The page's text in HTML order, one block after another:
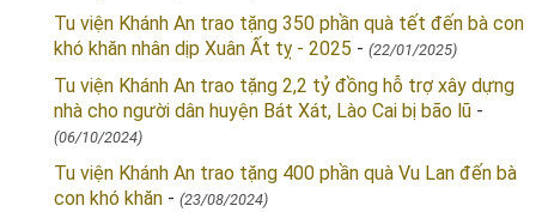
Tu viện Khánh An trao tặng 350 phần quà tết đến bà con
khó khăn nhân dịp Xuân Ất tỵ - 2025 - (22/01/2025)
Tu viện Khánh An trao tặng 2,2 tỷ đồng hỗ trợ xây dựng
nhà cho người dân huyện Bát Xát, Lào Cai bị bão lũ -
(06/10/2024)
Tu viện Khánh An trao tặng 400 phần quà Vu Lan đến bà
con khó khăn - (23/08/2024)